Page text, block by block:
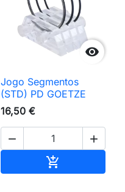

Jogo Segmentos
(STD) PD GOETZE
16,50 €
 
